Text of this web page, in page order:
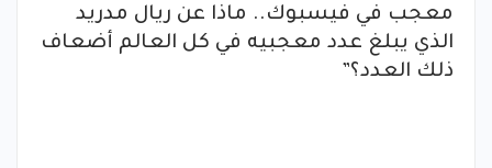
معجب في فيسبوك.. ماذا عن ريال مدريد
الذي يبلغ عدد معجبيه في كل العالم أضعاف
ذلك العدد؟”